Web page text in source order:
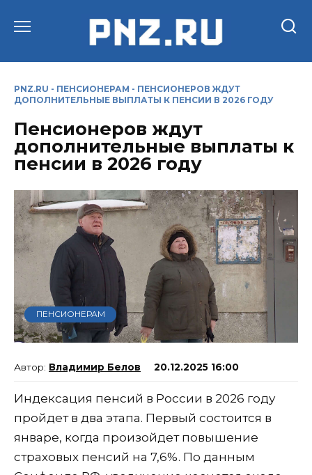
PNZ.RU - ПЕНСИОНЕРАМ - ПЕНСИОНЕРОВ ЖДУТ
ДОПОЛНИТЕЛЬНЫЕ ВЫПЛАТЫ К ПЕНСИИ В 2026 ГОДУ
Пенсионеров ждут
дополнительные выплаты к
пенсии в 2026 году
ПЕНСИОНЕРАМ
Владимир Белов 20.12.2025 16:00
Индексация пенсий в России в 2026 году
пройдет в два этапа. Первый состоится в
январе, когда произойдет повышение
страховых пенсий на 7,6%. По данным